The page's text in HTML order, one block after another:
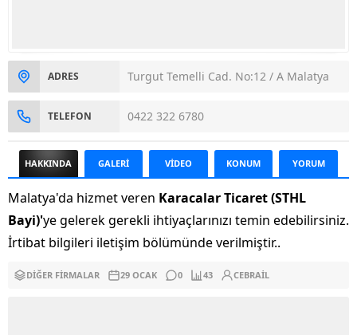
ADRES Turgut Temelli Cad. No:12 / A Malatya
TELEFON 0422 322 6780
HAKKINDA GALERİ VİDEO KONUM YORUM
Malatya'da hizmet veren Karacalar Ticaret (STHL
Bayi)'ye gelerek gerekli ihtiyaçlarınızı temin edebilirsiniz.
İrtibat bilgileri iletişim bölümünde verilmiştir..
DIĞER FIRMALAR 29 OCAK 0 43 CEBRAIL